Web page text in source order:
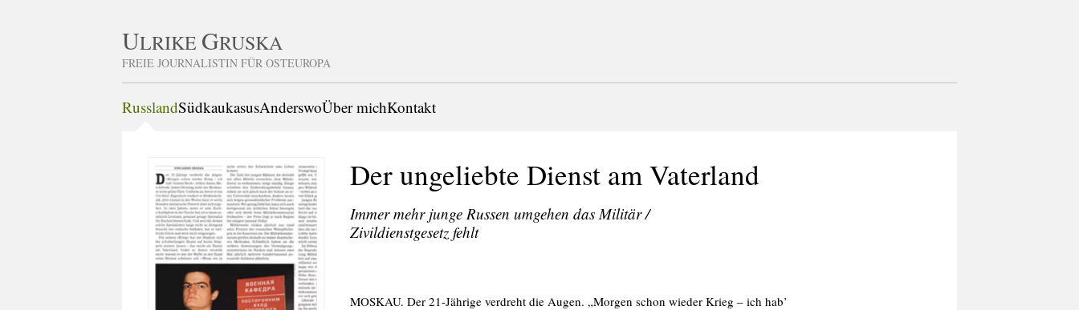
ULRIKE GRUSKA
FREIE JOURNALISTIN FÜR OSTEUROPA
RusslandSüdkaukasusAnderswoÜber michKontakt
Der ungeliebte Dienst am Vaterland
Immer mehr junge Russen umgehen das Militär /
Zivildienstgesetz fehlt
MOSKAU. Der 21-Jährige verdreht die Augen. „Morgen schon wieder Krieg – ich hab’